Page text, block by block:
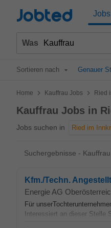
Jobted Jobs
Was
Sortieren nach Genauer
Home > Kauffrau Jobs > Ried
Kauffrau Jobs in
Jobs suchen in Ried im
Suchergebnisse -
Kfm./Techn.
Energie AG
Für
Interessiert an dieser Stelle